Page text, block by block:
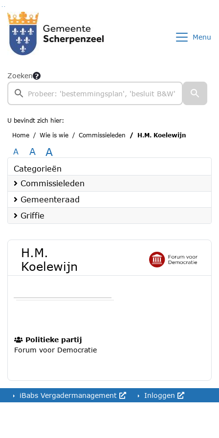
Ga naar de inhoud van deze pagina
Ga naar het zoeken
Ga naar het menu
Menu
Zoeken
U bevindt zich hier:
Home
Wie is wie Commissieleden H.M. Koelewijn
A A A
Categorieën
Commissieleden
Gemeenteraad
Griffie
H.M.
Koelewijn
Politieke partij
Forum voor Democratie
iBabs Vergadermanagement Inloggen